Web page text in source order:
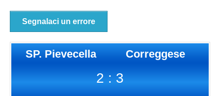
PRIMA
SECONDA
Segnalaci un errore
SP. Pievecella Correggese
2 : 3